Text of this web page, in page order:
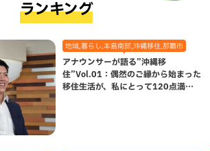
ランキング
地域,暮らし,本島南部,沖縄移住,那覇市
アナウンサーが語る”沖縄移
住”Vol.01：偶然のご縁から始まった
移住生活が、私にとって120点満点